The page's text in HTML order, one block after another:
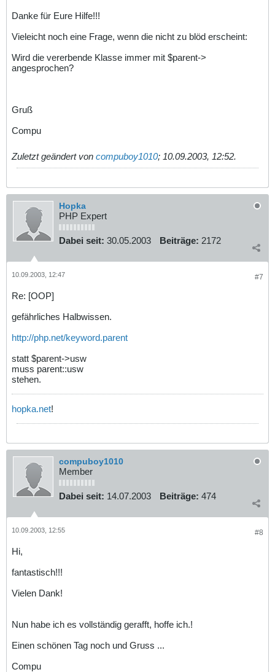
Danke für Eure Hilfe!!!
Vieleicht noch eine Frage, wenn die nicht zu blöd erscheint:
Wird die vererbende Klasse immer mit $parent->
angesprochen?
Gruß
Compu
Zuletzt geändert von compuboy1010; 10.09.2003, 12:52.
Hopka
PHP Expert
Dabei seit: 30.05.2003 Beiträge: 2172
#7
10.09.2003, 12:47
Re: [OOP]
gefährliches Halbwissen.
http://php.net/keyword.parent
statt $parent->usw
muss parent::usw
stehen.
hopka.net!
compuboy1010
Member
Dabei seit: 14.07.2003 Beiträge: 474
#8
10.09.2003, 12:55
Hi,
fantastisch!!!
Vielen Dank!
Nun habe ich es vollständig gerafft, hoffe ich.!
Einen schönen Tag noch und Gruss ...
Compu